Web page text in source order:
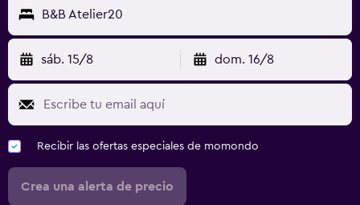
B&B Atelier20
sáb. 15/8 dom. 16/8
Recibir las ofertas especiales de momondo
Crea una alerta de precio